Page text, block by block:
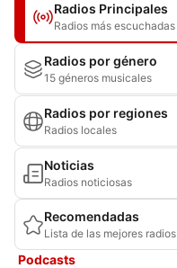
Radios Principales
Radios más escuchadas
Radios por género
15 géneros musicales
Radios por regiones
Radios locales
Noticias
Radios noticiosas
Recomendadas
Lista de las mejores radios
Podcasts